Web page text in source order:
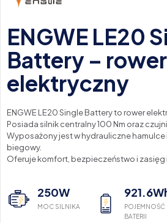
ENGWE LE20
Battery – rower
elektryczny
ENGWE LE20 Single Battery to rower
Posiada silnik centralny 100 Nm oraz
Wyposażony jest w hydrauliczne
biegowy.
Oferuje komfort, bezpieczeństwo i zasięg
250W
MOC SILNIKA
POJEMNOŚĆ
BATERII